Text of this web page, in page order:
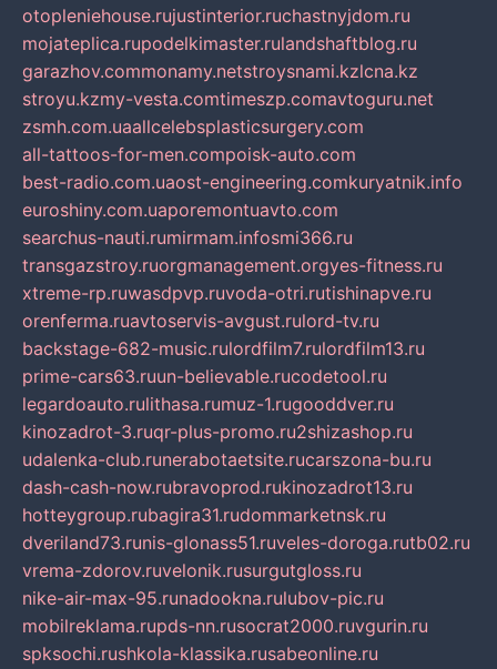
otopleniehouse.rujustinterior.ruchastnyjdom.ru
mojateplica.rupodelkimaster.rulandshaftblog.ru
garazhov.commonamy.netstroysnami.kzlcna.kz
stroyu.kzmy-vesta.comtimeszp.comavtoguru.net
zsmh.com.uaallcelebsplasticsurgery.com
all-tattoos-for-men.compoisk-auto.com
best-radio.com.uaost-engineering.comkuryatnik.info
euroshiny.com.uaporemontuavto.com
searchus-nauti.rumirmam.infosmi366.ru
transgazstroy.ruorgmanagement.orgyes-fitness.ru
xtreme-rp.ruwasdpvp.ruvoda-otri.rutishinapve.ru
orenferma.ruavtoservis-avgust.rulord-tv.ru
backstage-682-music.rulordfilm7.rulordfilm13.ru
prime-cars63.ruun-believable.rucodetool.ru
legardoauto.rulithasa.rumuz-1.rugooddver.ru
kinozadrot-3.ruqr-plus-promo.ru2shizashop.ru
udalenka-club.runerabotaetsite.rucarszona-bu.ru
dash-cash-now.rubravoprod.rukinozadrot13.ru
hotteygroup.rubagira31.rudommarketnsk.ru
dveriland73.runis-glonass51.ruveles-doroga.rutb02.ru
vrema-zdorov.ruvelonik.rusurgutgloss.ru
nike-air-max-95.runadookna.rulubov-pic.ru
mobilreklama.rupds-nn.rusocrat2000.ruvgurin.ru
spksochi.rushkola-klassika.rusabeonline.ru